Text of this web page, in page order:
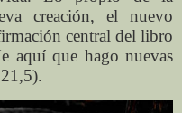
creación, el nuevo
central del libro
aquí que hago nuevas